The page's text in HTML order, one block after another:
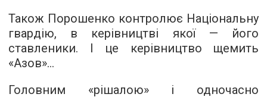
Також Порошенко контролює Національну
гвардію, в керівництві якої — його
ставленики. І це керівництво щемить
«Азов»…
Головним «рішалою» і одночасно